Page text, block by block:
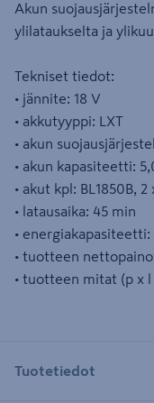
Akun
ylilataukselta ja
Tekniset tiedot:
• jännite: 18 V
• akkutyyppi: LXT
• akun
• akun kapasiteetti:
• akut kpl: BL1850B, 2
• latausaika: 45 min
•
• tuotteen
• tuotteen mitat (p x l
Tuotetiedot